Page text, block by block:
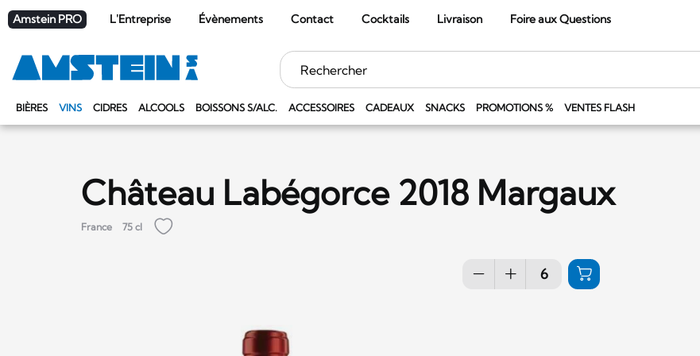
Amstein PRO L'Entreprise Évènements Contact Cocktails Livraison Foire aux Questions
BIÈRES VINS CIDRES ALCOOLS BOISSONS S/ALC. ACCESSOIRES CADEAUX SNACKS PROMOTIONS % VENTES FLASH
Mots
clés
Château Labégorce 2018 Margaux
France 75 cl